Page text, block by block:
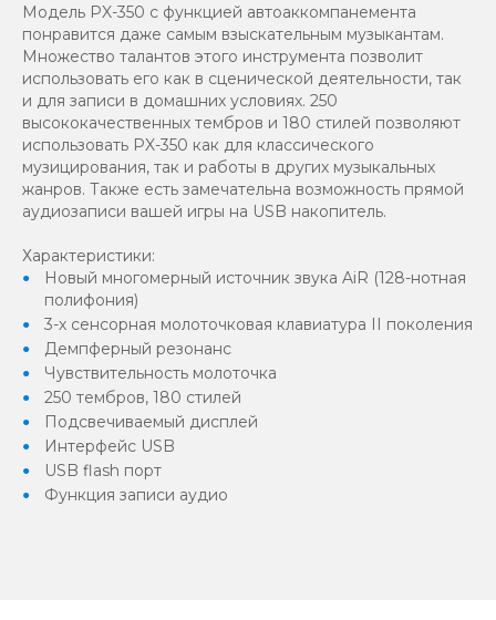
Модель PX-350 с функцией автоаккомпанемента
понравится даже самым взыскательным музыкантам.
Множество талантов этого инструмента позволит
использовать его как в сценической деятельности, так
и для записи в домашних условиях. 250
высококачественных тембров и 180 стилей позволяют
использовать PX-350 как для классического
музицирования, так и работы в других музыкальных
жанров. Также есть замечательна возможность прямой
аудиозаписи вашей игры на USB накопитель.
Характеристики:
Новый многомерный источник звука AiR (128-нотная
полифония)
3-х сенсорная молоточковая клавиатура II поколения
Демпферный резонанс
Чувствительность молоточка
250 тембров, 180 стилей
Подсвечиваемый дисплей
Интерфейс USB
USB flash порт
Функция записи аудио